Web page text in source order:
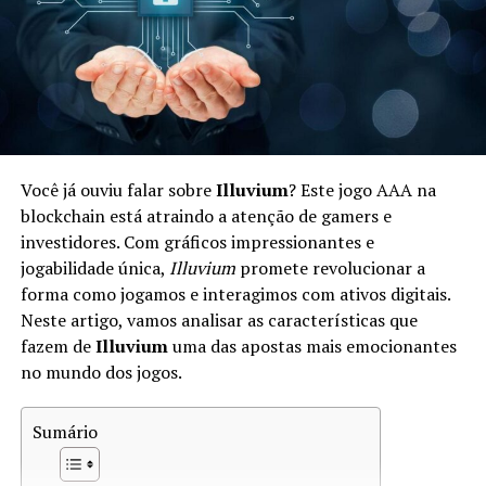
investir em um ecossistema econômico digital.
Como Funciona a Economia em Star
Atlas
A economia de Star Atlas é complexa e baseada em um
sistema de diferentes tipos de ativos digitais. Os
jogadores podem negociar naves,planetóidese outros
bens dentro do jogo. Aqui estão alguns aspectos chave:
Tokens:Star Atlas utiliza dois tokens principais —
ATLAS e POLIS. ATLAS é utilizado para transações
gerais, enquanto POLIS representa a governança.
Mercado:Os jogadores podem participar em um
mercado dinâmico onde vendem e compram ativos,
influenciando os preços com base na oferta e
demanda.
Você já ouviu falar sobreIlluvium? Este jogo AAA na
blockchain está atraindo a atenção de gamers e
investidores. Com gráficos impressionantes e
jogabilidade única, Illuviumpromete revolucionar a
forma como jogamos e interagimos com ativos digitais.
Neste artigo, vamos analisar as características que
fazem deIlluviumuma das apostas mais emocionantes
no mundo dos jogos.
Sumário